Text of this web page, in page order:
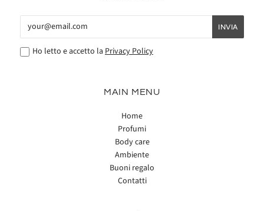
Ho letto e accetto la Privacy Policy
MAIN MENU
Home
Profumi
Body care
Ambiente
Buoni regalo
Contatti